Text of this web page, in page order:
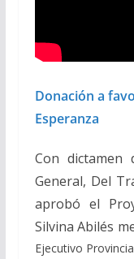
Donación a
Esperanza
Con dictamen
General, Del
aprobó el
Silvina Abilés
Ejecutivo